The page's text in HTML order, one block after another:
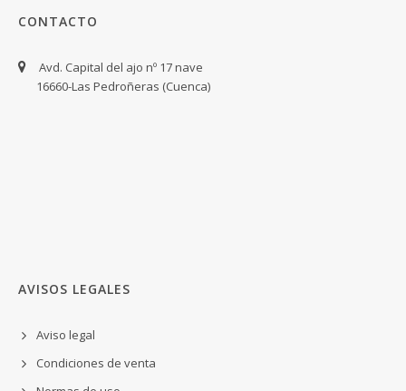
CONTACTO
Avd. Capital del ajo nº 17 nave
16660-Las Pedroñeras (Cuenca)
AVISOS LEGALES
Aviso legal
Condiciones de venta